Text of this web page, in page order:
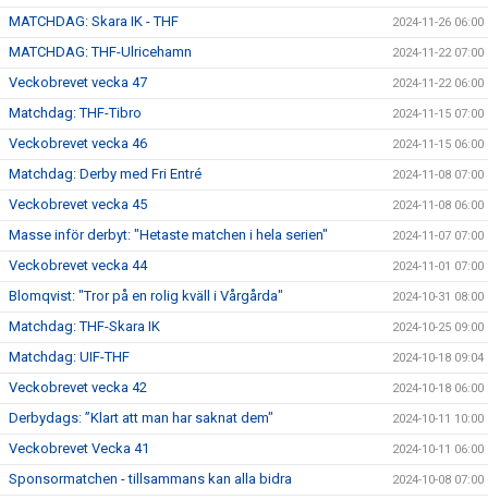
MATCHDAG: Skara IK - THF 2024-11-26 06:00
MATCHDAG: THF-Ulricehamn 2024-11-22 07:00
Veckobrevet vecka 47 2024-11-22 06:00
Matchdag: THF-Tibro 2024-11-15 07:00
Veckobrevet vecka 46 2024-11-15 06:00
Matchdag: Derby med Fri Entré 2024-11-08 07:00
Veckobrevet vecka 45 2024-11-08 06:00
Masse inför derbyt: "Hetaste matchen i hela serien" 2024-11-07 07:00
Veckobrevet vecka 44 2024-11-01 07:00
Blomqvist: "Tror på en rolig kväll i Vårgårda" 2024-10-31 08:00
Matchdag: THF-Skara IK 2024-10-25 09:00
Matchdag: UIF-THF 2024-10-18 09:04
Veckobrevet vecka 42 2024-10-18 06:00
Derbydags: ”Klart att man har saknat dem" 2024-10-11 10:00
Veckobrevet Vecka 41 2024-10-11 06:00
Sponsormatchen - tillsammans kan alla bidra 2024-10-08 07:00